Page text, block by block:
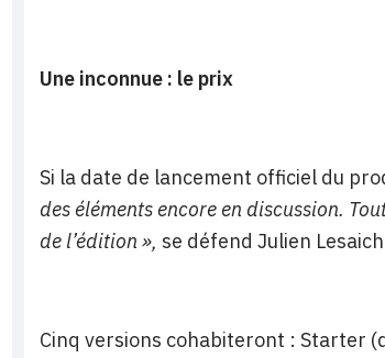
Une inconnue : le prix
Si la date de lancement officiel du
des éléments encore en discussion.
de l’édition », se défend Julien
Cinq versions cohabiteront : Starter